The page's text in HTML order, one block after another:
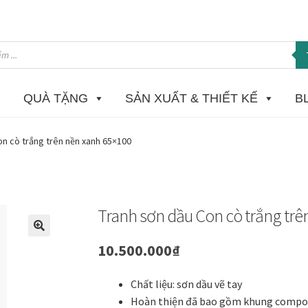
QUÀ TẶNG SẢN XUẤT & THIẾT KẾ
Giclee Catalogue
Nhận vẽ tranh theo yêu cầu Phương thức
test Test home page 260225
Tranh hoa sen treo phòng thờTranh mừng thọ
cò trắng trên nền xanh 65×100
Tranh sơn dầu Con cò trắng
10.500.000₫
Chất liệu: sơn dầu vẽ tay
Hoàn thiện đã bao gồm khung